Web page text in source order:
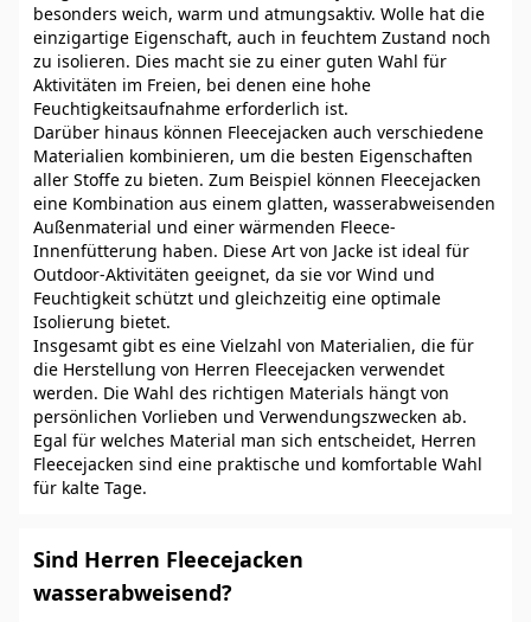
besonders weich, warm und atmungsaktiv. Wolle hat die
einzigartige Eigenschaft, auch in feuchtem Zustand noch
zu isolieren. Dies macht sie zu einer guten Wahl für
Aktivitäten im Freien, bei denen eine hohe
Feuchtigkeitsaufnahme erforderlich ist.
Darüber hinaus können Fleecejacken auch verschiedene
Materialien kombinieren, um die besten Eigenschaften
aller Stoffe zu bieten. Zum Beispiel können Fleecejacken
eine Kombination aus einem glatten, wasserabweisenden
Außenmaterial und einer wärmenden Fleece-
Innenfütterung haben. Diese Art von Jacke ist ideal für
Outdoor-Aktivitäten geeignet, da sie vor Wind und
Feuchtigkeit schützt und gleichzeitig eine optimale
Isolierung bietet.
Insgesamt gibt es eine Vielzahl von Materialien, die für
die Herstellung von Herren Fleecejacken verwendet
werden. Die Wahl des richtigen Materials hängt von
persönlichen Vorlieben und Verwendungszwecken ab.
Egal für welches Material man sich entscheidet, Herren
Fleecejacken sind eine praktische und komfortable Wahl
für kalte Tage.
Sind Herren Fleecejacken
wasserabweisend?